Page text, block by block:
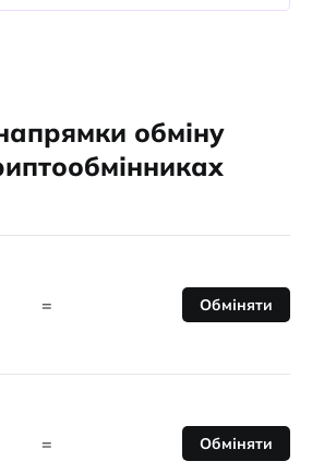
обміну
= Обміняти
= Обміняти